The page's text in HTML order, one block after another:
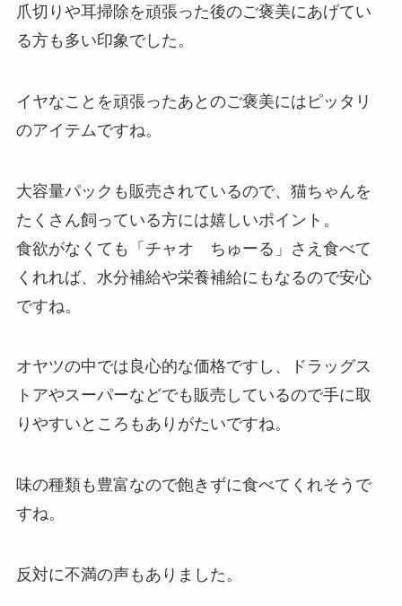
爪切りや耳掃除を頑張った後のご褒美にあげてい
る方も多い印象でした。
イヤなことを頑張ったあとのご褒美にはピッタリ
のアイテムですね。
大容量パックも販売されているので、猫ちゃんを
たくさん飼っている方には嬉しいポイント。
食欲がなくても「チャオ ちゅーる」さえ食べて
くれれば、水分補給や栄養補給にもなるので安心
ですね。
オヤツの中では良心的な価格ですし、ドラッグス
トアやスーパーなどでも販売しているので手に取
りやすいところもありがたいですね。
味の種類も豊富なので飽きずに食べてくれそうで
すね。
反対に不満の声もありました。